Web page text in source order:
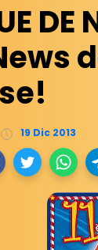
DE
19 Dic 2013